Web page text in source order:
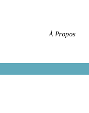
À Propos